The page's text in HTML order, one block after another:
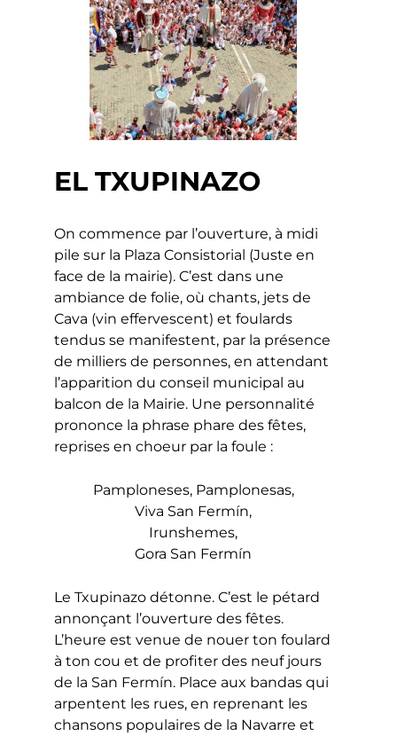
EL TXUPINAZO
On commence par l’ouverture, à midi
pile sur la Plaza Consistorial (Juste en
face de la mairie). C’est dans une
ambiance de folie, où chants, jets de
Cava (vin effervescent) et foulards
tendus se manifestent, par la présence
de milliers de personnes, en attendant
l’apparition du conseil municipal au
balcon de la Mairie. Une personnalité
prononce la phrase phare des fêtes,
reprises en choeur par la foule :
Pamploneses, Pamplonesas,
Viva San Fermín,
Irunshemes,
Gora San Fermín
Le Txupinazo détonne. C’est le pétard
annonçant l’ouverture des fêtes.
L’heure est venue de nouer ton foulard
à ton cou et de profiter des neuf jours
de la San Fermín. Place aux bandas qui
arpentent les rues, en reprenant les
chansons populaires de la Navarre et